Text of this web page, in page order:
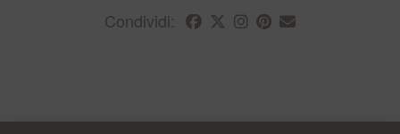
Condividi: